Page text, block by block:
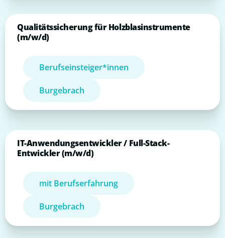
Qualitätssicherung für Holzblasinstrumente
(m/w/d)
Berufseinsteiger*innen
Burgebrach
IT-Anwendungsentwickler / Full-Stack-
Entwickler (m/w/d)
mit Berufserfahrung
Burgebrach